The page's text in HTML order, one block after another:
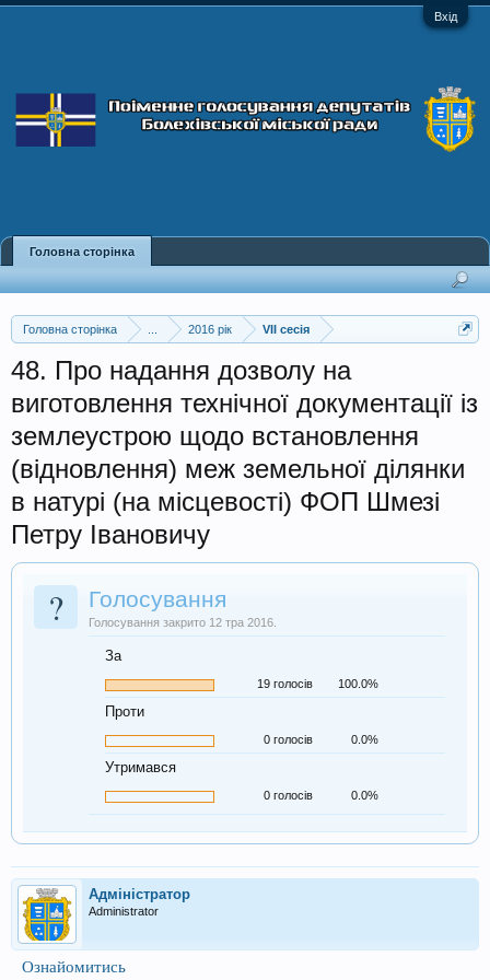
Вхід
Головна сторінка 2016 рік VII сесія
48. Про надання дозволу на
виготовлення технічної документації із
землеустрою щодо встановлення
(відновлення) меж земельної ділянки
в натурі (на місцевості) ФОП Шмезі
Петру Івановичу
? Голосування
Голосування закрито 12 тра 2016.
За
19 голосів 100.0%
Проти
0 голосів 0.0%
Утримався
0 голосів 0.0%
Адміністратор
Administrator
Ознайомитись
Головна сторінка